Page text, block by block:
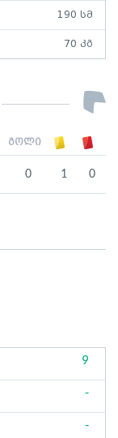
190 სმ
70 კგ
გოლი
0 1 0
9
-
-